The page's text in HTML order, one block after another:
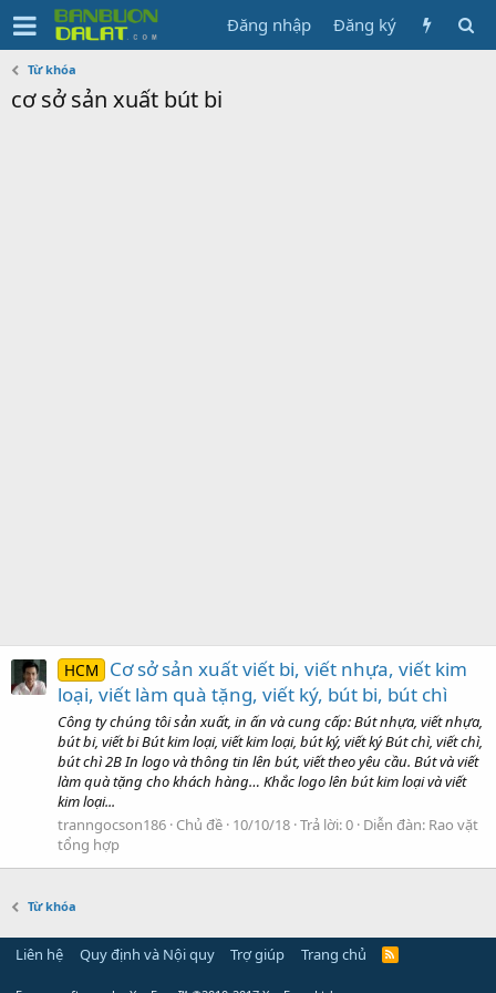
Đăng nhập Đăng ký
Từ khóa
cơ sở sản xuất bút bi
HCM
Cơ sở sản xuất viết bi, viết nhựa, viết kim
loại, viết làm quà tặng, viết ký, bút bi, bút chì
Công ty chúng tôi sản xuất, in ấn và cung cấp: Bút nhựa, viết nhựa,
bút bi, viết bi Bút kim loại, viết kim loại, bút ký, viết ký Bút chì, viết chì,
bút chì 2B In logo và thông tin lên bút, viết theo yêu cầu. Bút và viết
làm quà tặng cho khách hàng… Khắc logo lên bút kim loại và viết
kim loại...
tranngocson186 Chủ đề 10/10/18 Trả lời: 0 Diễn đàn: Rao vặt
tổng hợp
Từ khóa
Liên hệ Quy định và Nội quy Trợ giúp Trang chủ